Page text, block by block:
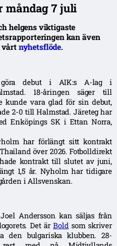
måndag 7 juli
helgens viktigaste
kan även
vårtnyhetsflöde.
debut i AIK:s A-lag i
18-åringen säger till
vara glad för sin debut,
2-0 till Halmstad. Järeteg har
Enköpings SK i Ettan Norra,
har förlängt sitt kontrakt
över 2026. Fotbolldirekt
kontrakt till slutet av juni,
1,5 år. Nyholm har tidigare
i Allsvenskan.
Andersson kan säljas från
Det ärBoldsom skriver
den bulgariska klubben. 28-